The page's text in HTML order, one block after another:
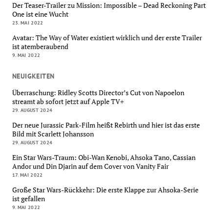
Der Teaser-Trailer zu Mission: Impossible – Dead Reckoning Part
One ist eine Wucht
23. MAI 2022
Avatar: The Way of Water existiert wirklich und der erste Trailer
ist atemberaubend
9. MAI 2022
NEUIGKEITEN
Überraschung: Ridley Scotts Director’s Cut von Napoelon
streamt ab sofort jetzt auf Apple TV+
29. AUGUST 2024
Der neue Jurassic Park-Film heißt Rebirth und hier ist das erste
Bild mit Scarlett Johansson
29. AUGUST 2024
Ein Star Wars-Traum: Obi-Wan Kenobi, Ahsoka Tano, Cassian
Andor und Din Djarin auf dem Cover von Vanity Fair
17. MAI 2022
Große Star Wars-Rückkehr: Die erste Klappe zur Ahsoka-Serie
ist gefallen
9. MAI 2022